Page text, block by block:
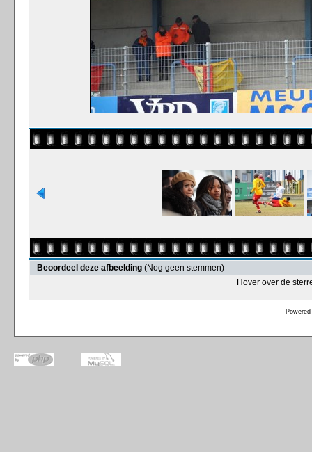
Beoordeel deze afbeelding (Nog geen stemmen)
Hover over de